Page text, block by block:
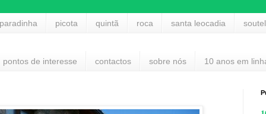
picota quintã roca santa leocadia
pontos de interesse contactos sobre nós 10 anos em